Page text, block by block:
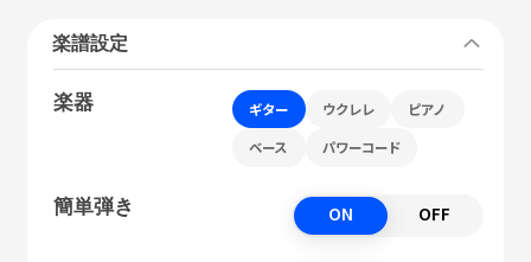
楽譜設定
楽器 ギター ウクレレ ピアノ
ベース パワーコード
簡単弾き ON OFF